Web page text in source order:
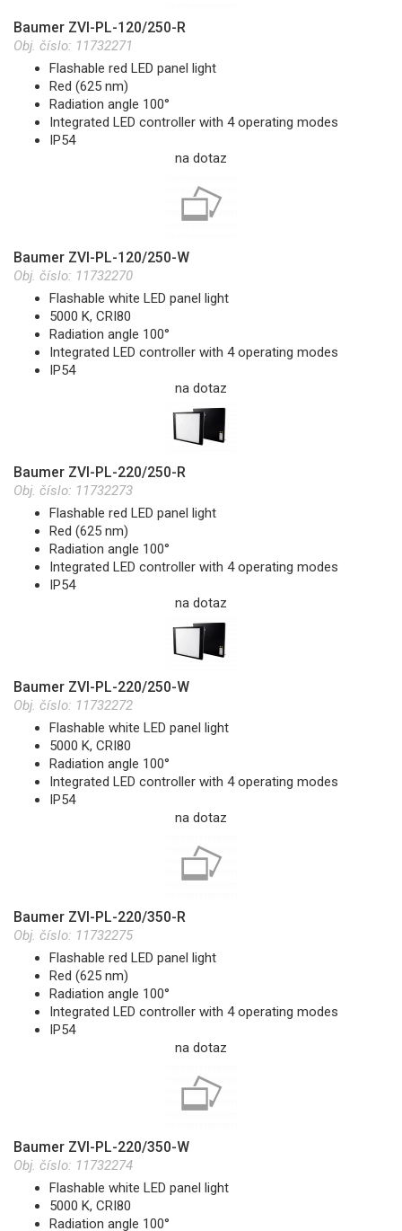
Baumer ZVI-PL-120/250-R
Obj. číslo: 11732271
Flashable red LED panel light
Red (625 nm)
Radiation angle 100°
Integrated LED controller with 4 operating modes
IP54
na dotaz
Baumer ZVI-PL-120/250-W
Obj. číslo: 11732270
Flashable white LED panel light
5000 K, CRI80
Radiation angle 100°
Integrated LED controller with 4 operating modes
IP54
na dotaz
Baumer ZVI-PL-220/250-R
Obj. číslo: 11732273
Flashable red LED panel light
Red (625 nm)
Radiation angle 100°
Integrated LED controller with 4 operating modes
IP54
na dotaz
Baumer ZVI-PL-220/250-W
Obj. číslo: 11732272
Flashable white LED panel light
5000 K, CRI80
Radiation angle 100°
Integrated LED controller with 4 operating modes
IP54
na dotaz
Baumer ZVI-PL-220/350-R
Obj. číslo: 11732275
Flashable red LED panel light
Red (625 nm)
Radiation angle 100°
Integrated LED controller with 4 operating modes
IP54
na dotaz
Baumer ZVI-PL-220/350-W
Obj. číslo: 11732274
Flashable white LED panel light
5000 K, CRI80
Radiation angle 100°